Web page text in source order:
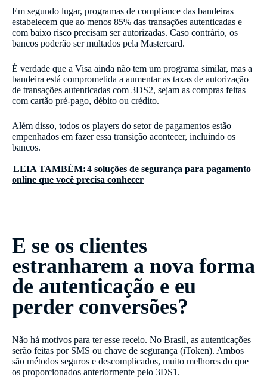
Em segundo lugar, programas de compliance das bandeiras
estabelecem que ao menos 85% das transações autenticadas e
com baixo risco precisam ser autorizadas. Caso contrário, os
bancos poderão ser multados pela Mastercard.
É verdade que a Visa ainda não tem um programa similar, mas a
bandeira está comprometida a aumentar as taxas de autorização
de transações autenticadas com 3DS2, sejam as compras feitas
com cartão pré-pago, débito ou crédito.
Além disso, todos os players do setor de pagamentos estão
empenhados em fazer essa transição acontecer, incluindo os
bancos.
LEIA TAMBÉM:4 soluções de segurança para pagamento
online que você precisa conhecer
E se os clientes
estranharem a nova forma
de autenticação e eu
perder conversões?
Não há motivos para ter esse receio. No Brasil, as autenticações
serão feitas por SMS ou chave de segurança (iToken). Ambos
são métodos seguros e descomplicados, muito melhores do que
os proporcionados anteriormente pelo 3DS1.